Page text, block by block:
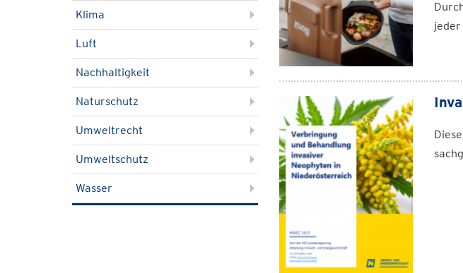
Klima
Luft
Nachhaltigkeit
Naturschutz
Umweltrecht
Umweltschutz
Wasser
jeder